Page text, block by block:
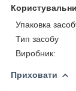
Упаковка
Тип засобу
Виробник:
Приховати